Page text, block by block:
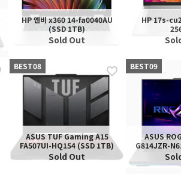
HP 엔비 x360 14-fa0040AU
(SSD 1TB)
Sold Out
HP 17s-
BEST08
ASUS TUF Gaming A15
FA507UI-HQ154 (SSD 1TB)
Sold Out
BEST09
ASUS
G814JZR-